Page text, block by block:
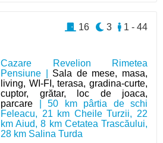
Cazare Revelion Rimetea
Pensiune | Sala de mese, masa,
living, WI-FI, terasa, gradina-curte,
cuptor, grătar, loc de joaca,
parcare | 50 km pârtia de schi
Feleacu, 21 km Cheile Turzii, 22
km Aiud, 8 km Cetatea Trascăului,
28 km Salina Turda
1 - 44
3
16